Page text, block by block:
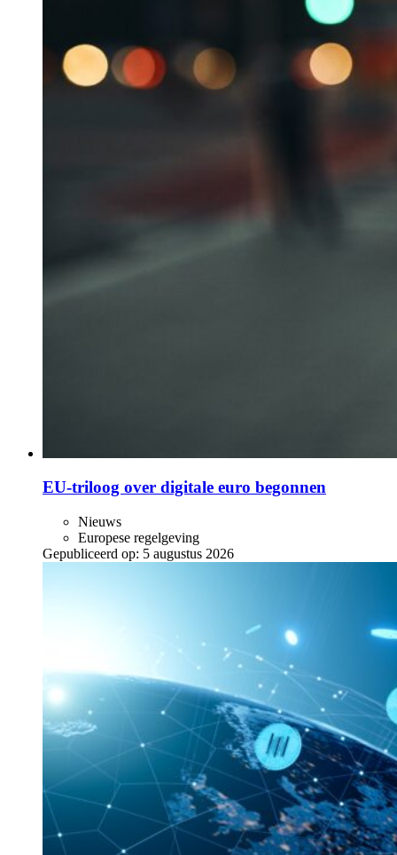
EU-triloog over digitale euro begonnen
Nieuws
Europese regelgeving
Gepubliceerd op: 5 augustus 2026